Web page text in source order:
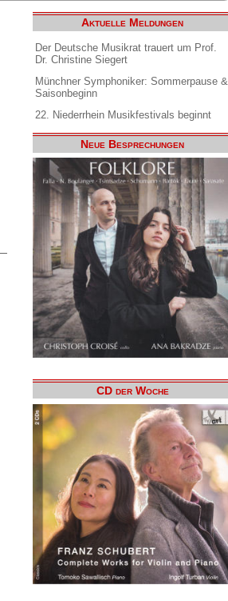
Aktuelle Meldungen
Der Deutsche Musikrat trauert um Prof.
Dr. Christine Siegert
Münchner Symphoniker: Sommerpause &
Saisonbeginn
22. Niederrhein Musikfestivals beginnt
Neue Besprechungen
CD der Woche